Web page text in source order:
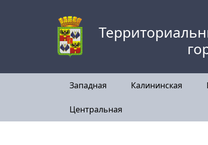
Западная Калининская
Центральная